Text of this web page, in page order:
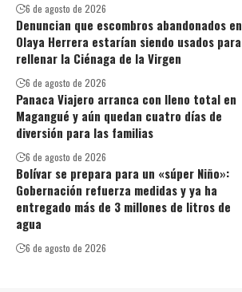
6 de agosto de 2026
Denuncian que escombros abandonados en
Olaya Herrera estarían siendo usados para
rellenar la Ciénaga de la Virgen
6 de agosto de 2026
Panaca Viajero arranca con lleno total en
Magangué y aún quedan cuatro días de
diversión para las familias
6 de agosto de 2026
Bolívar se prepara para un «súper Niño»:
Gobernación refuerza medidas y ya ha
entregado más de 3 millones de litros de
agua
6 de agosto de 2026